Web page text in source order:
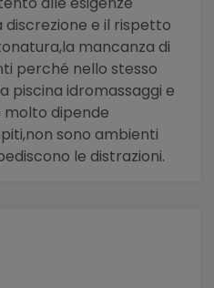
e il rispetto
mancanza di
perché nello stesso
piscina idromassaggi e
molto dipende
sono ambienti
le distrazioni.